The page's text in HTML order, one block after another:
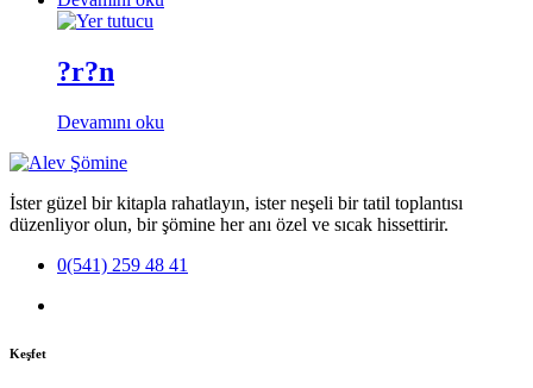
?r?n
Devamını oku
İster güzel bir kitapla rahatlayın, ister neşeli bir tatil toplantısı
düzenliyor olun, bir şömine her anı özel ve sıcak hissettirir.
0(541) 259 48 41
Keşfet